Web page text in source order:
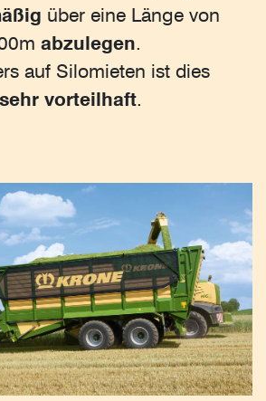
über eine Länge von
abzulegen.
auf Silomieten ist dies
sehr vorteilhaft.